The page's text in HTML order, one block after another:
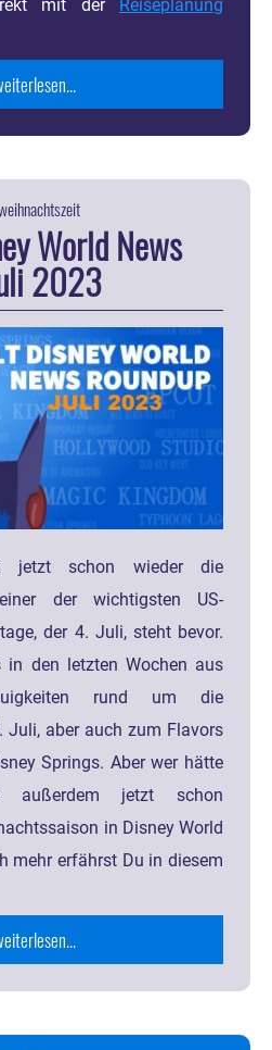
mit der
Reiseplanung
World News
2023
jetzt schon wieder die
der wichtigsten US-
der 4. Juli, steht bevor.
in den letzten Wochen aus
rund um die
Juli, aber auch zum Flavors
Springs. Aber wer hätte
außerdem jetzt schon
in Disney World
mehr erfährst Du in diesem